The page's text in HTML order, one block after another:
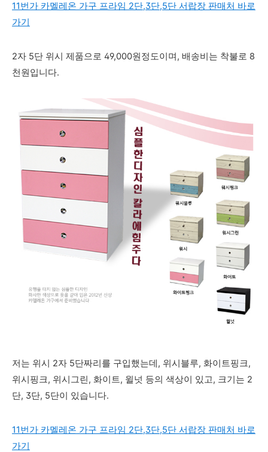
11번가 카멜레온 가구 프라임 2단,3단,5단 서랍장 판매처 바로
가기
2자 5단 위시 제품으로 49,000원정도이며, 배송비는 착불로 8
천원입니다.
저는 위시 2자 5단짜리를 구입했는데, 위시블루, 화이트핑크,
위시핑크, 위시그린, 화이트, 윌넛 등의 색상이 있고, 크기는 2
단, 3단, 5단이 있습니다.
11번가 카멜레온 가구 프라임 2단,3단,5단 서랍장 판매처 바로
가기